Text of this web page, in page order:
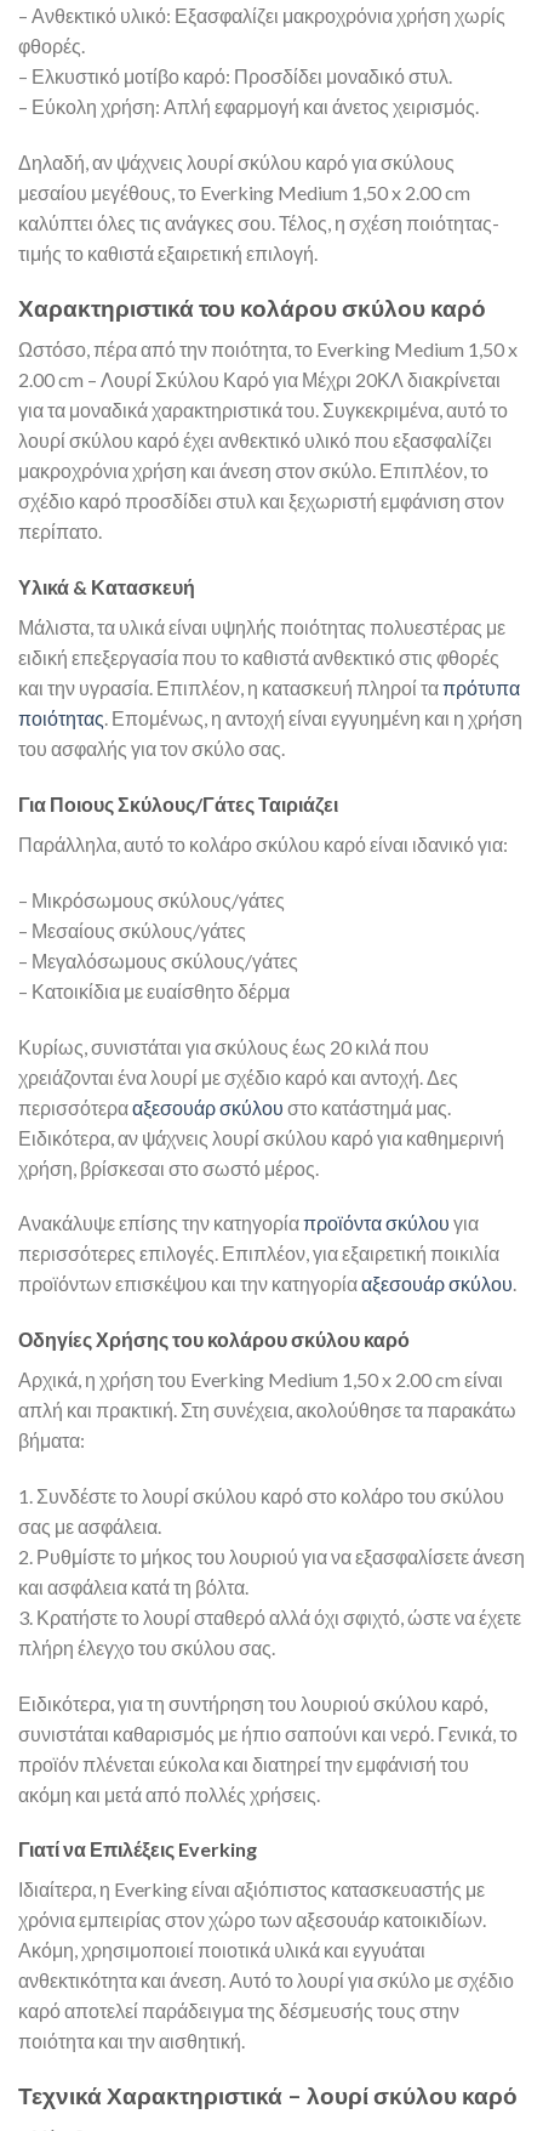
– Ανθεκτικό υλικό: Εξασφαλίζει μακροχρόνια χρήση χωρίς
φθορές.
– Ελκυστικό μοτίβο καρό: Προσδίδει μοναδικό στυλ.
– Εύκολη χρήση: Απλή εφαρμογή και άνετος χειρισμός.
Δηλαδή, αν ψάχνεις λουρί σκύλου καρό για σκύλους
μεσαίου μεγέθους, το Everking Medium 1,50 x 2.00 cm
καλύπτει όλες τις ανάγκες σου. Τέλος, η σχέση ποιότητας-
τιμής το καθιστά εξαιρετική επιλογή.
Χαρακτηριστικά του κολάρου σκύλου καρό
Ωστόσο, πέρα από την ποιότητα, το Everking Medium 1,50 x
2.00 cm – Λουρί Σκύλου Καρό για Μέχρι 20ΚΛ διακρίνεται
για τα μοναδικά χαρακτηριστικά του. Συγκεκριμένα, αυτό το
λουρί σκύλου καρό έχει ανθεκτικό υλικό που εξασφαλίζει
μακροχρόνια χρήση και άνεση στον σκύλο. Επιπλέον, το
σχέδιο καρό προσδίδει στυλ και ξεχωριστή εμφάνιση στον
περίπατο.
Υλικά & Κατασκευή
Μάλιστα, τα υλικά είναι υψηλής ποιότητας πολυεστέρας με
ειδική επεξεργασία που το καθιστά ανθεκτικό στις φθορές
και την υγρασία. Επιπλέον, η κατασκευή πληροί ταπρότυπα
ποιότητας. Επομένως, η αντοχή είναι εγγυημένη και η χρήση
του ασφαλής για τον σκύλο σας.
Για Ποιους Σκύλους/Γάτες Ταιριάζει
Παράλληλα, αυτό το κολάρο σκύλου καρό είναι ιδανικό για:
– Μικρόσωμους σκύλους/γάτες
– Μεσαίους σκύλους/γάτες
– Μεγαλόσωμους σκύλους/γάτες
– Κατοικίδια με ευαίσθητο δέρμα
Κυρίως, συνιστάται για σκύλους έως 20 κιλά που
χρειάζονται ένα λουρί με σχέδιο καρό και αντοχή. Δες
περισσότερααξεσουάρ σκύλου στο κατάστημά μας.
Ειδικότερα, αν ψάχνεις λουρί σκύλου καρό για καθημερινή
χρήση, βρίσκεσαι στο σωστό μέρος.
Ανακάλυψε επίσης την κατηγορίαπροϊόντα σκύλου για
περισσότερες επιλογές. Επιπλέον, για εξαιρετική ποικιλία
προϊόντων επισκέψου και την κατηγορίααξεσουάρ σκύλου.
Οδηγίες Χρήσης του κολάρου σκύλου καρό
Αρχικά, η χρήση του Everking Medium 1,50 x 2.00 cm είναι
απλή και πρακτική. Στη συνέχεια, ακολούθησε τα παρακάτω
βήματα:
1. Συνδέστε το λουρί σκύλου καρό στο κολάρο του σκύλου
σας με ασφάλεια.
2. Ρυθμίστε το μήκος του λουριού για να εξασφαλίσετε άνεση
και ασφάλεια κατά τη βόλτα.
3. Κρατήστε το λουρί σταθερό αλλά όχι σφιχτό, ώστε να έχετε
πλήρη έλεγχο του σκύλου σας.
Ειδικότερα, για τη συντήρηση του λουριού σκύλου καρό,
συνιστάται καθαρισμός με ήπιο σαπούνι και νερό. Γενικά, το
προϊόν πλένεται εύκολα και διατηρεί την εμφάνισή του
ακόμη και μετά από πολλές χρήσεις.
Γιατί να Επιλέξεις Everking
Ιδιαίτερα, η Everking είναι αξιόπιστος κατασκευαστής με
χρόνια εμπειρίας στον χώρο των αξεσουάρ κατοικιδίων.
Ακόμη, χρησιμοποιεί ποιοτικά υλικά και εγγυάται
ανθεκτικότητα και άνεση. Αυτό το λουρί για σκύλο με σχέδιο
καρό αποτελεί παράδειγμα της δέσμευσής τους στην
ποιότητα και την αισθητική.
Τεχνικά Χαρακτηριστικά – λουρί σκύλου καρό